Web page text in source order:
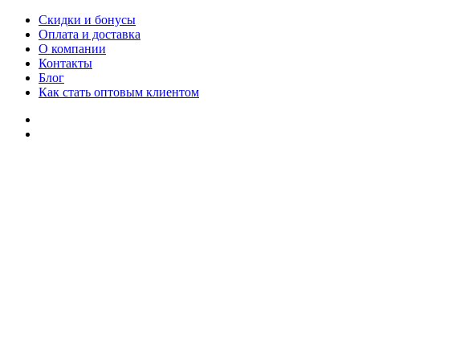
Скидки и бонусы
Оплата и доставка
О компании
Контакты
Блог
Как стать оптовым клиентом